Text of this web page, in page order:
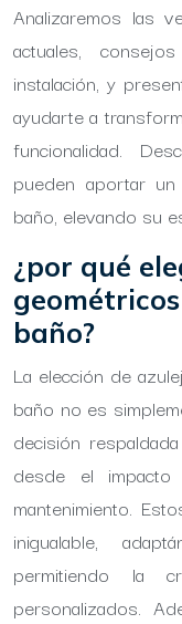
Analizaremos las
actuales,
instalación, y
ayudarte a
funcionalidad.
pueden aportar
baño, elevando su
¿por qué
baño?
La elección de
baño no es
decisión
desde el
mantenimiento.
inigualable,
permitiendo la
personalizados.